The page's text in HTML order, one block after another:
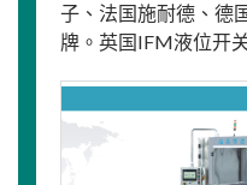
子、法国施耐德、德
牌。英国IFM液位开